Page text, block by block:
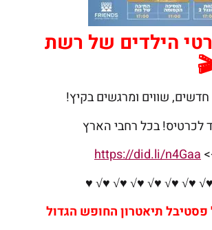
הילדים של רשת
שווים ומרגשים בקיץ!
https://did.li/n4Gaa
√ ♥ √ ♥√ ♥√ ♥√ ♥√ ♥√
תיאטרון החופש הגדול